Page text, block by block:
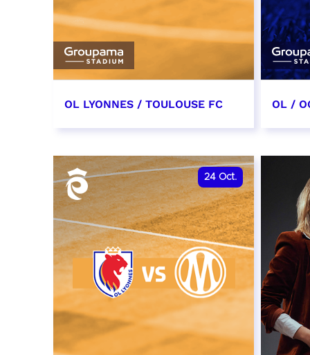
OL LYONNES / TOULOUSE FC
date et heure à confirmer
RÉSERVER
OL /
date
24 Oct.